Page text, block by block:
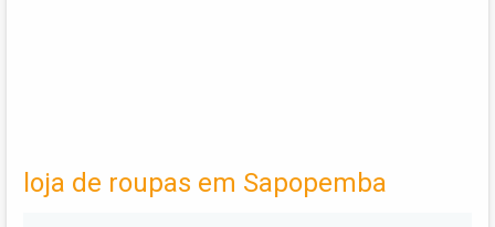
loja de roupas em Sapopemba